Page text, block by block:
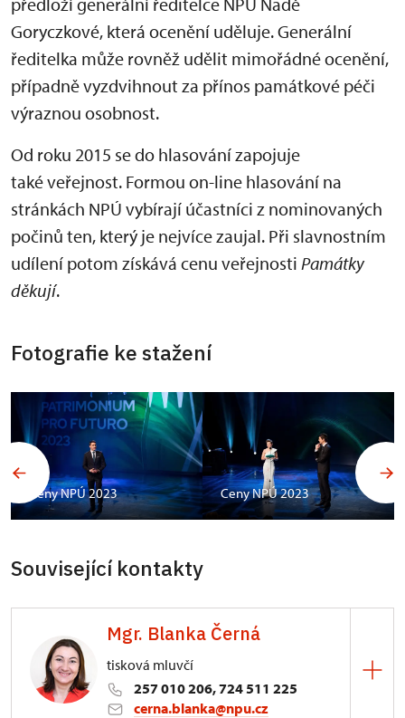
Goryczkové, která ocenění uděluje. Generální
ředitelka může rovněž udělit mimořádné ocenění,
případně vyzdvihnout za přínos památkové péči
výraznou osobnost.
Od roku 2015 se do hlasování zapojuje
také veřejnost. Formou on-line hlasování na
stránkách NPÚ vybírají účastníci z nominovaných
počinů ten, který je nejvíce zaujal. Při slavnostním
udílení potom získává cenu veřejnosti Památky
děkují.
Fotografie ke stažení
Ceny NPÚ 2023 Ceny NPÚ 2023
Související kontakty
Mgr. Blanka Černá
tisková mluvčí
257 010 206, 724 511 225
cerna.blanka@npu.cz